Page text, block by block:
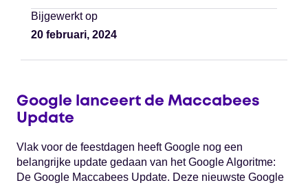
Bijgewerkt op
20 februari, 2024
Google lanceert de Maccabees
Update
Vlak voor de feestdagen heeft Google nog een
belangrijke update gedaan van het Google Algoritme:
De Google Maccabees Update. Deze nieuwste Google